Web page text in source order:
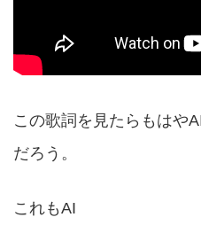
この歌詞を見たらもはや
だろう。
これもAI